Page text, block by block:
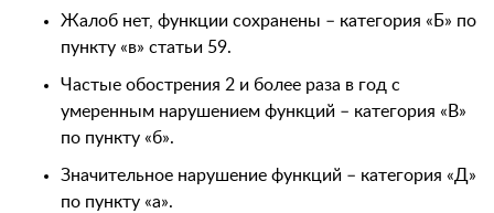
Жалоб нет, функции сохранены – категория «Б» по
пункту «в» статьи 59.
Частые обострения 2 и более раза в год с
умеренным нарушением функций – категория «В»
по пункту «б».
Значительное нарушение функций – категория «Д»
по пункту «а».